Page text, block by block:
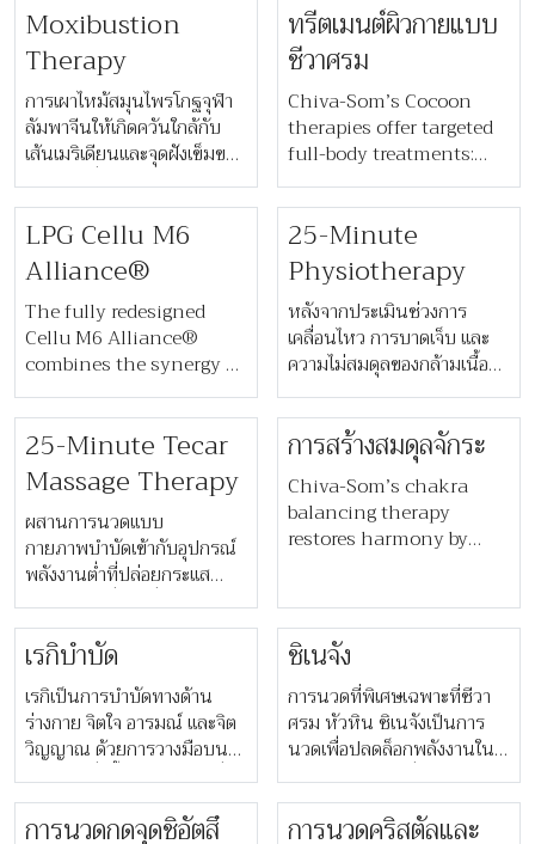
Moxibustion
Therapy
การเผาไหม้สมุนไพรโกฐจุฬา
ลัมพาจีนให้เกิดควันใกล้กับ
เส้นเมริเดียนและจุดฝังเข็มของ
ร่างกายเพื่อกระตุ้นการไหล
เวียนของพลังงานชี่ วิธีการนี้
ยังใช้ร่วมกับการฝังเข็ม
เนื่องจากความร้อนของ
สมุนไพรจะช่วยเสริม
ประสิทธิภาพของผลลัพธ์จาก
การฝังเข็มด้วย
ทรีตเมนต์ผิวกายแบบ
ชีวาศรม
Chiva-Som’s Cocoon
therapies offer targeted
full-body treatments:
Cleansing for detox and
cellulite, Revitalizing for
pain relief and
circulation, and Siam
Ritual for deep
nourishment.
LPG Cellu M6
Alliance®
The fully redesigned
Cellu M6 Alliance®
combines the synergy of
2 science-approved
technologies that allows
fat elimination, while
improving skin quality
at the same time. This is
a tailor-made treatment
for simultaneous
slimming and
rejuvenative results.
25-Minute
Physiotherapy
​​หลังจากประเมินช่วงการ
เคลื่อนไหว การบาดเจ็บ และ
ความไม่สมดุลของกล้ามเนื้อ
และกระดูก นักกายภาพบำบัด
จะออกแบบโปรแกรมการออก
กำลังกายส่วนบุคคลเพื่อ
บรรเทาอาการเจ็บปวด เพิ่ม
ความคล่องตัว และปรับปรุง
ลักษณะท่าทางของร่างกาย​
25-Minute Tecar
Massage Therapy
​​ผสานการนวดแบบ
กายภาพบำบัดเข้ากับอุปกรณ์
พลังงานต่ำที่ปล่อยกระแส
ไฟฟ้าความถี่สูง เพื่อช่วย
กระตุ้นการสร้างเนื้อเยื่อของ
ร่างกายตามธรรมชาติ ช่วย
ฟื้นฟูกล้ามเนื้อและข้อต่อ​
การสร้างสมดุลจักระ
Chiva-Som’s chakra
balancing therapy
restores harmony by
gentle, non-invasive
hand movements above
the clothed body.
​​เรกิบำบัด​​
เรกิเป็นการบำบัดทางด้าน
ร่างกาย จิตใจ อารมณ์ และจิต
วิญญาณ ด้วยการวางมือบน
ร่างกายเพื่อฟื้นฟูพลังชีวิตที่
ไหลเวียนไปทั่วร่างกาย เสริม
ด้วยการใช้ใช้หินคริสตัลบำบัด
ชิเนจัง
การนวดที่พิเศษเฉพาะที่ชีวา
ศรม หัวหิน ชิเนจังเป็นการ
นวดเพื่อปลดล็อกพลังงานใน
บริเวณช่องท้อง ซึ่งเป็นบริเวณ
ที่อวัยวะสำคัญของร่างกายเก็บ
สะสมความตึงเครียดทางกาย
การนวดกดจุดชิอัตสึ การนวดคริสตัลและ